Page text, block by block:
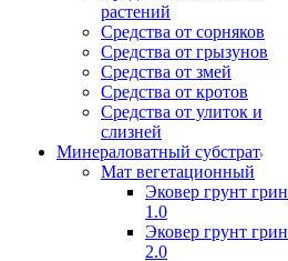
растений
Средства от сорняков
Средства от грызунов
Средства от змей
Средства от кротов
Средства от улиток и
слизней
Минераловатный субстрат
Мат вегетационный
Эковер грунт грин
1.0
Эковер грунт грин
2.0